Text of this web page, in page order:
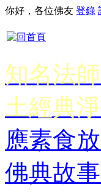
你好，各位佛友 登錄
知名法
土經典
應素食
佛典故